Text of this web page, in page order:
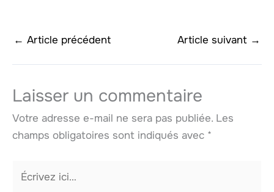
← Article précédent Article suivant →
Laisser un commentaire
Votre adresse e-mail ne sera pas publiée. Les
champs obligatoires sont indiqués avec *
Écrivez